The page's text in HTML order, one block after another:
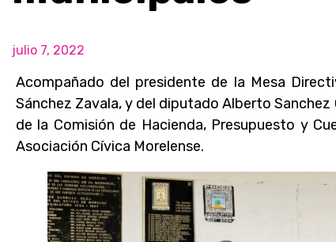
julio 7, 2022
Acompañado del presidente de la Mesa
Sánchez Zavala, y del diputado Alberto
de la Comisión de Hacienda, Presupuesto y
Asociación Cívica Morelense.